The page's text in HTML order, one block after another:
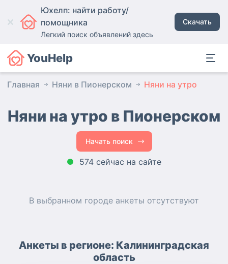
Юхелп: найти работу/
помощника
Легкий поиск объявлений здесь
Скачать
YouHelp
Главная Няни в Пионерском Няни на утро
Няни на утро в Пионерском
Начать поиск
574 сейчас на сайте
В выбранном городе анкеты отсутствуют
Анкеты в регионе: Калининградская
область